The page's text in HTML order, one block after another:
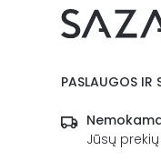
PASLAUGOS IR
Jūsų